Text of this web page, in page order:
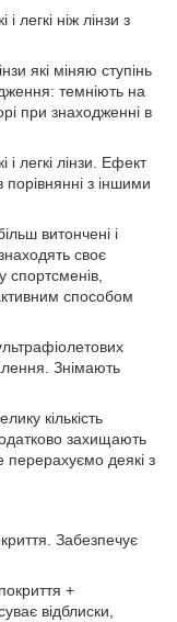
легкі ніж лінзи з
які міняю ступінь
темніють на
при знаходженні в
легкі лінзи. Ефект
з іншими
витончені і
своє
спортсменів,
способом
Знімають
кількість
захищають
перерахуємо деякі з
Забезпечує
+
відблиски,